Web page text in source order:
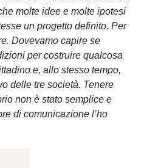
molte idee e molte ipotesi
un progetto definito. Per
Dovevamo capire se
per costruire qualcosa
e, allo stesso tempo,
delle tre società. Tenere
non è stato semplice e
di comunicazione l’ho